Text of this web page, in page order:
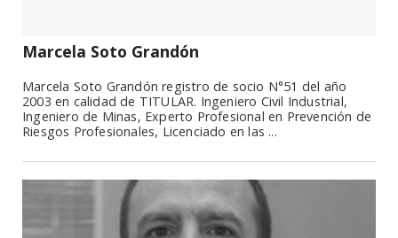
Marcela Soto Grandón
Marcela Soto Grandón registro de socio N°51 del año
2003 en calidad de TITULAR. Ingeniero Civil Industrial,
Ingeniero de Minas, Experto Profesional en Prevención de
Riesgos Profesionales, Licenciado en las ...